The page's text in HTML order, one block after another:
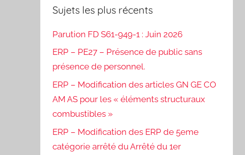
Sujets les plus récents
Parution FD S61-949-1 : Juin 2026
ERP – PE27 – Présence de public sans
présence de personnel.
ERP – Modification des articles GN GE CO
AM AS pour les « éléments structuraux
combustibles »
ERP – Modification des ERP de 5eme
catégorie arrêté du Arrêté du 1er